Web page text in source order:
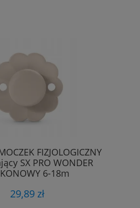
FIZJOLOGICZNY
SX PRO WONDER
6-18m
29,89 zł